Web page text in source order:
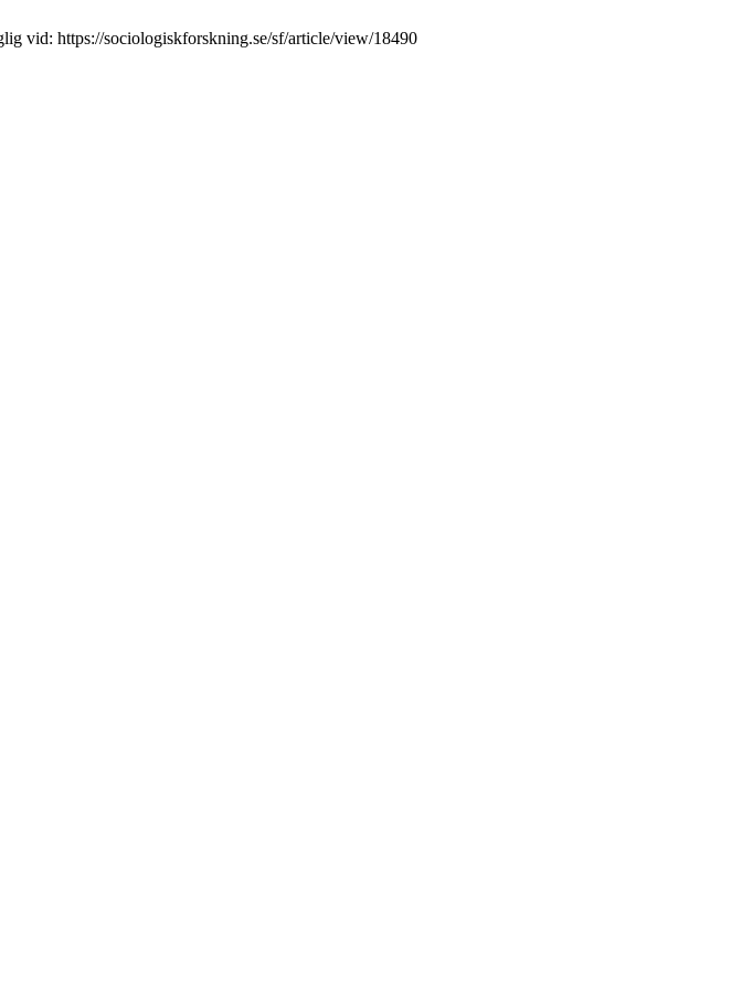
vid: https://sociologiskforskning.se/sf/article/view/18490